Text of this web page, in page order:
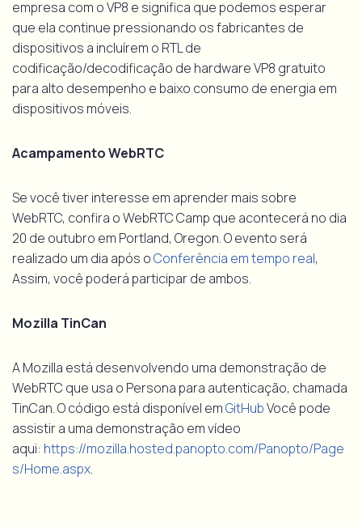
empresa com o VP8 e significa que podemos esperar
que ela continue pressionando os fabricantes de
dispositivos a incluírem o RTL de
codificação/decodificação de hardware VP8 gratuito
para alto desempenho e baixo consumo de energia em
dispositivos móveis.
Acampamento WebRTC
Se você tiver interesse em aprender mais sobre
WebRTC, confira o WebRTC Camp que acontecerá no dia
20 de outubro em Portland, Oregon. O evento será
realizado um dia após oConferência em tempo real,
Assim, você poderá participar de ambos.
Mozilla TinCan
A Mozilla está desenvolvendo uma demonstração de
WebRTC que usa o Persona para autenticação, chamada
TinCan. O código está disponível emGitHubVocê pode
assistir a uma demonstração em vídeo
aqui: https://mozilla.hosted.panopto.com/Panopto/Page
s/Home.aspx.